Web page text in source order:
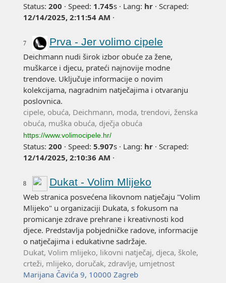
Status: 200 · Speed: 1.745s · Lang: hr · Scraped:
12/14/2025, 2:11:54 AM ·
7 Prva - Jer volimo cipele
Deichmann nudi širok izbor obuće za žene,
muškarce i djecu, prateći najnovije modne
trendove. Uključuje informacije o novim
kolekcijama, nagradnim natječajima i otvaranju
poslovnica.
cipele, obuća, Deichmann, moda, trendovi, ženska
obuća, muška obuća, dječja obuća
https://www.volimocipele.hr/
Status: 200 · Speed: 5.907s · Lang: hr · Scraped:
12/14/2025, 2:10:36 AM ·
8 Dukat - Volim Mlijeko
Web stranica posvećena likovnom natječaju "Volim
Mlijeko" u organizaciji Dukata, s fokusom na
promicanje zdrave prehrane i kreativnosti kod
djece. Predstavlja pobjedničke radove, informacije
o natječajima i edukativne sadržaje.
Dukat, Volim mlijeko, likovni natječaj, djeca, škole,
crteži, mlijeko, doručak, zdravlje, umjetnost
Marijana Čavića 9, 10000 Zagreb